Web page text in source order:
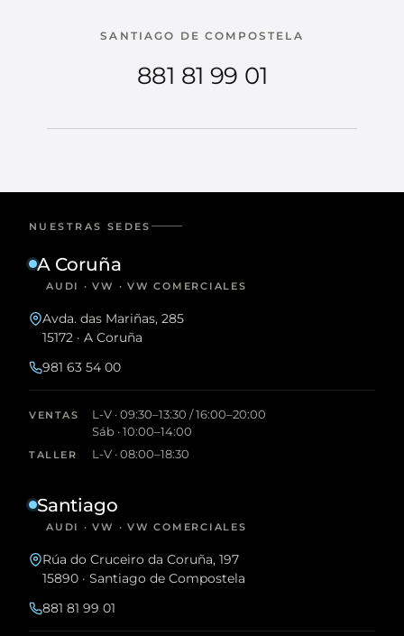
SANTIAGO DE COMPOSTELA
881 81 99 01
NUESTRAS SEDES
A Coruña
AUDI · VW · VW COMERCIALES
Avda. das Mariñas, 285
15172 · A Coruña
981 63 54 00
VENTAS
L-V · 09:30–13:30 / 16:00–20:00
Sáb · 10:00–14:00
TALLER L-V · 08:00–18:30
Santiago
AUDI · VW · VW COMERCIALES
Rúa do Cruceiro da Coruña, 197
15890 · Santiago de Compostela
881 81 99 01